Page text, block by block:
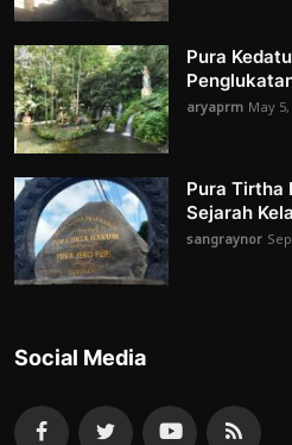
Pura
aryaprm May
Pura Tirtha
Sejarah
sangraynor
Social Media